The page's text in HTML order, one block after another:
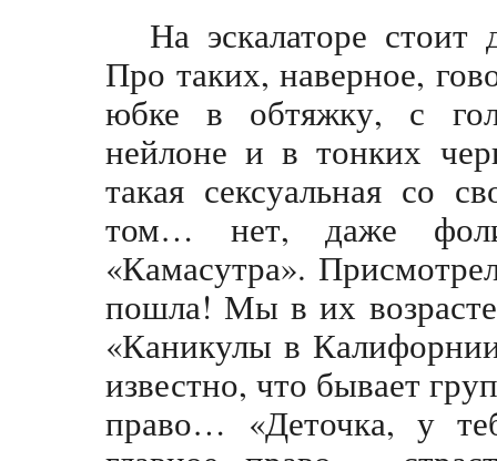
На эскалаторе
Про таких, наверное,
юбке в обтяжку, с
нейлоне и в тонких
такая сексуальная со
том… нет, даже
«Камасутра».
пошла! Мы в их
«Каникулы в
известно, что бывает
право… «Деточка, у